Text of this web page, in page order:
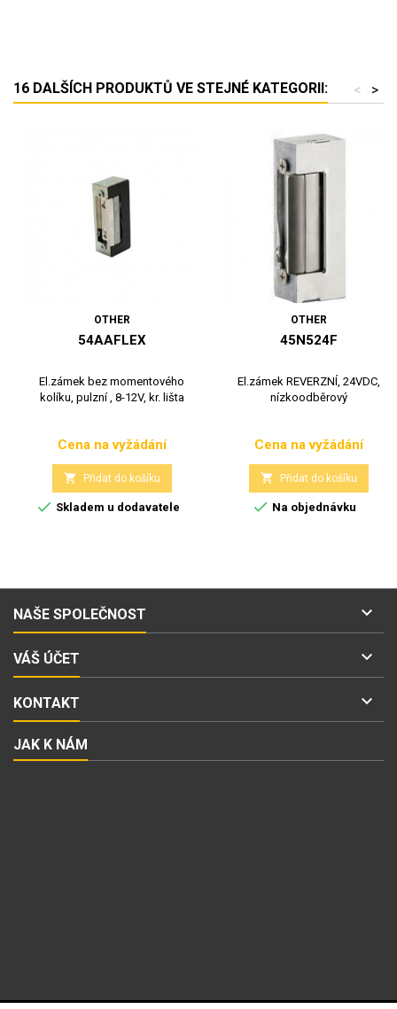
16 DALŠÍCH PRODUKTŮ VE STEJNÉ KATEGORII: >
<
OTHER
54AAFLEX
El.zámek bez momentového
kolíku, pulzní , 8-12V, kr. lišta
Cena
Cena na vyžádání
 Přidat do košíku
 Skladem u dodavatele
OTHER
45N524F
El.zámek REVERZNÍ, 24VDC,
nízkoodběrový
Cena
Cena na vyžádání
 Přidat do košíku
 Na objednávku
NAŠE SPOLEČNOST 
VÁŠ ÚČET 
KONTAKT 
JAK K NÁM